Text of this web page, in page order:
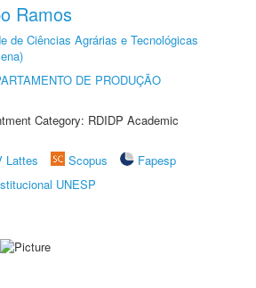
Ramos
de Ciências Agrárias e Tecnológicas
DE PRODUÇÃO
Category: RDIDP Academic
Lattes Scopus
Fapesp
UNESP